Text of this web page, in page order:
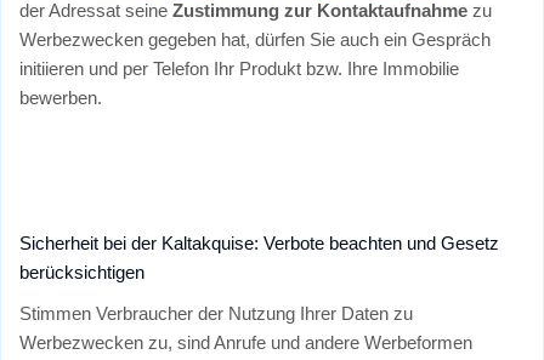
der Adressat seine Zustimmung zur Kontaktaufnahmezu
Werbezwecken gegeben hat, dürfen Sie auch ein Gespräch
initiieren und per Telefon Ihr Produkt bzw. Ihre Immobilie
bewerben.
Sicherheit bei der Kaltakquise: Verbote beachten und Gesetz
berücksichtigen
Stimmen Verbraucher der Nutzung Ihrer Daten zu
Werbezwecken zu, sind Anrufe und andere Werbeformen